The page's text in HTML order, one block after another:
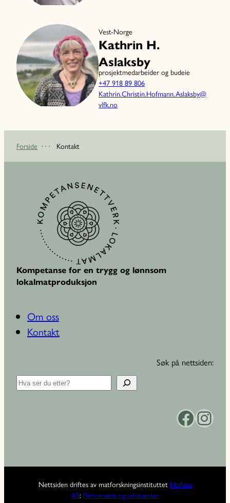
Vest-Norge
Kathrin H.
Aslaksby
prosjektmedarbeider og budeie
+47 918 89 806
Kathrin.Christin.Hofmann.Aslaksby@
vlfk.no
Forside · · · Kontakt
Kompetanse for en trygg og lønnsom
lokalmatproduksjon
Om oss
Kontakt
Søk på nettsiden:
S
ø
Facebook Instagram
Nettsiden driftes av matforskningsinstituttet Nofima
AS: Personvern og infokapsler